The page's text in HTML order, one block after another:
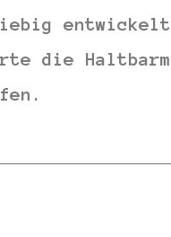
entwickelt
die